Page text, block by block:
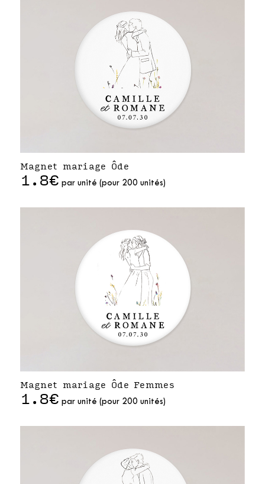
Magnet mariage Ôde
1.8€ par unité (pour 200 unités)
Magnet mariage Ôde Femmes
1.8€ par unité (pour 200 unités)